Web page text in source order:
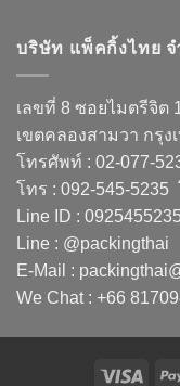
บริษัท แพ็คกิ้งไทย จ
เลขที่ 8 ซอยไมตรีจิต
เขตคลองสามวา กรุ
โทรศัพท์ : 02-077-
โทร : 092-545-5235
Line ID :
Line : @packingthai
E-Mail :
We Chat : +66